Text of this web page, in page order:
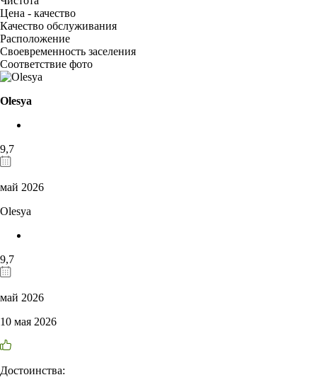
Цена - качество
Качество обслуживания
Расположение
Своевременность заселения
Соответствие фото
Olesya
9,7
май 2026
Olesya
9,7
май 2026
10 мая 2026
Достоинства: